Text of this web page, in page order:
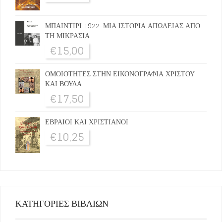
ΜΠΑΙΝΤΙΡΙ 1922-ΜΙΑ ΙΣΤΟΡΙΑ ΑΠΩΛΕΙΑΣ ΑΠΟ
ΤΗ ΜΙΚΡΑΣΙΑ
€15,00
ΟΜΟΙΟΤΗΤΕΣ ΣΤΗΝ ΕΙΚΟΝΟΓΡΑΦΙΑ ΧΡΙΣΤΟΥ
ΚΑΙ ΒΟΥΔΑ
€17,50
ΕΒΡΑΙΟΙ ΚΑΙ ΧΡΙΣΤΙΑΝΟΙ
€10,25
ΚΑΤΗΓΟΡΙΕΣ ΒΙΒΛΙΩΝ